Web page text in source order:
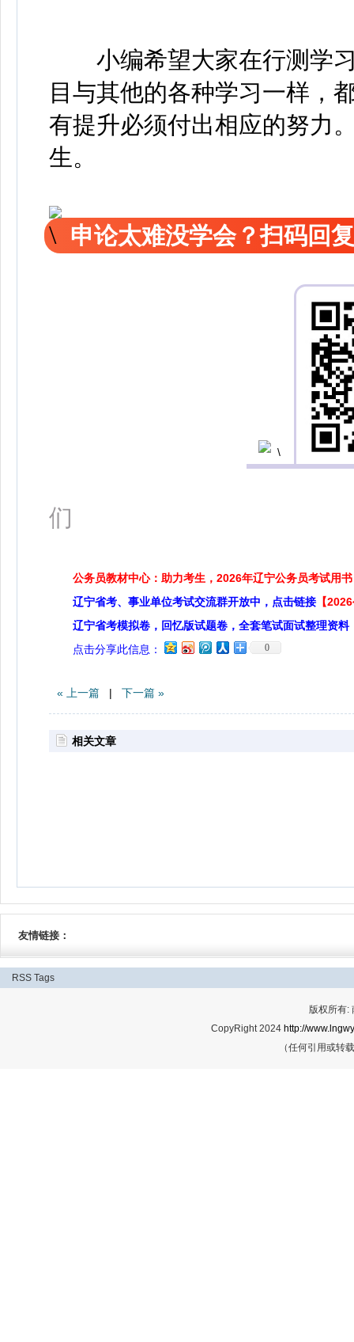
小编希望大家在行测学习
目与其他的各种学习一样，
有提升必须付出相应的努力
生。
申论太难没学会？扫码回
们
公务员教材中心：助力考生，2026年辽宁公务员考试用书
辽宁省考、事业单位考试交流群开放中，点击链接 【
辽宁省考模拟卷，回忆版试题卷，全套笔试面试整理资料
点击分享此信息：
0
« 上一篇 | 下一篇 »
相关文章
友情链接：
RSS Tags
版权所有:
CopyRight 2024 http://
（任何引用或转